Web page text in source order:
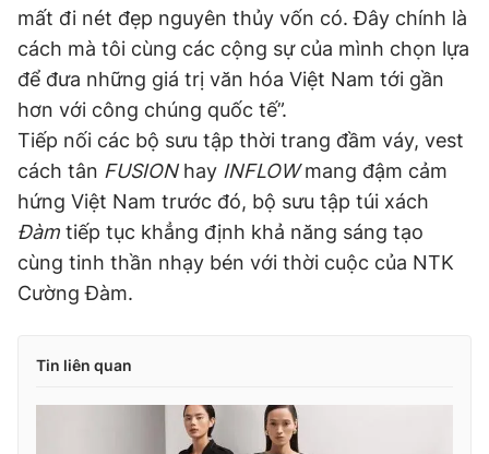
mất đi nét đẹp nguyên thủy vốn có. Đây chính là
cách mà tôi cùng các cộng sự của mình chọn lựa
để đưa những giá trị văn hóa Việt Nam tới gần
hơn với công chúng quốc tế”.
Tiếp nối các bộ sưu tập thời trang đầm váy, vest
cách tân FUSIONhay INFLOWmang đậm cảm
hứng Việt Nam trước đó, bộ sưu tập túi xách
Đàm tiếp tục khẳng định khả năng sáng tạo
cùng tinh thần nhạy bén với thời cuộc của NTK
Cường Đàm.
Tin liên quan